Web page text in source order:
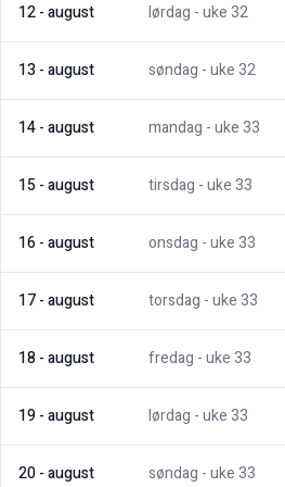
12-august lørdag - uke32
13 -august søndag - uke32
14-august mandag - uke33
15-august tirsdag - uke33
16-august onsdag - uke33
17-august torsdag - uke33
18-august fredag - uke33
19-august lørdag - uke33
20-august søndag - uke33